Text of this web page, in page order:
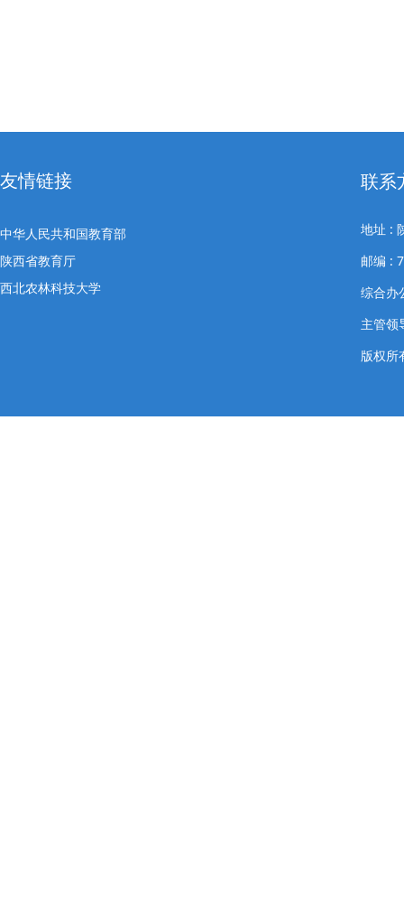
友情链接
中华人民共和国教育部
陕西省教育厅
西北农林科技大学
联系
地址 :
邮编 :
综合办
主管
版权